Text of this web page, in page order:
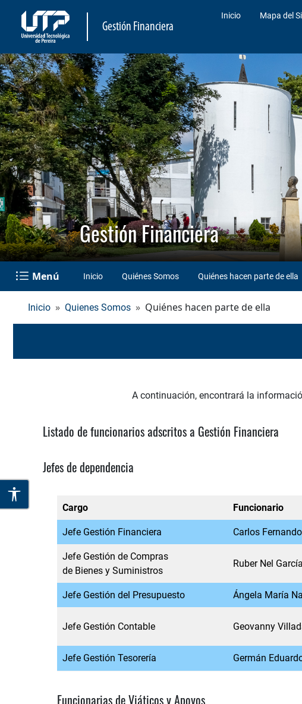
Gestión Financiera
Inicio Mapa del
Gestión Financiera
Menú Inicio Quiénes Somos Quiénes hacen parte de ella
Inicio Quienes Somos Quiénes hacen parte de ella
A continuación, encontrará la
Listado de funcionarios adscritos a Gestión Financiera
Jefes de dependencia
Cargo Funcionario
Jefe Gestión Financiera Carlos
Jefe Gestión de Compras
de Bienes y Suministros
Ruber Nel
Jefe Gestión del Presupuesto Ángela María
Jefe Gestión Contable Geovanny
Jefe Gestión Tesorería Germán
Funcionarias de Viáticos y Apoyos